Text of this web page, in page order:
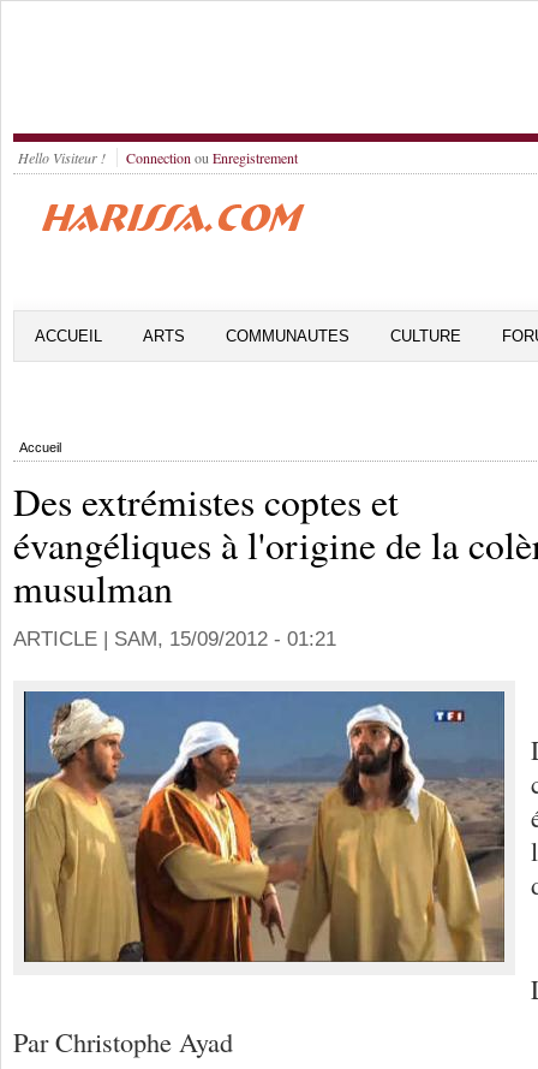
Hello Visiteur ! Connection ou Enregistrement
ACCUEIL ARTS COMMUNAUTES CULTURE
Accueil
Des extrémistes coptes et
évangéliques à l'origine de la
musulman
ARTICLE | SAM, 15/09/2012 - 01:21
Par Christophe Ayad